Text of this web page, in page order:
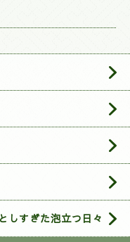
すぎた泡立つ日々